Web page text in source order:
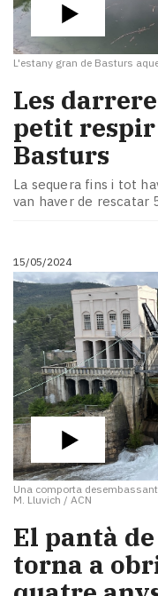
L'estany gran de Basturs
Les
petit respir
Basturs
La sequera fins i tot
van haver de rescatar
15/05/2024
Una comporta
M. Lluvich / ACN
El pantà
torna a